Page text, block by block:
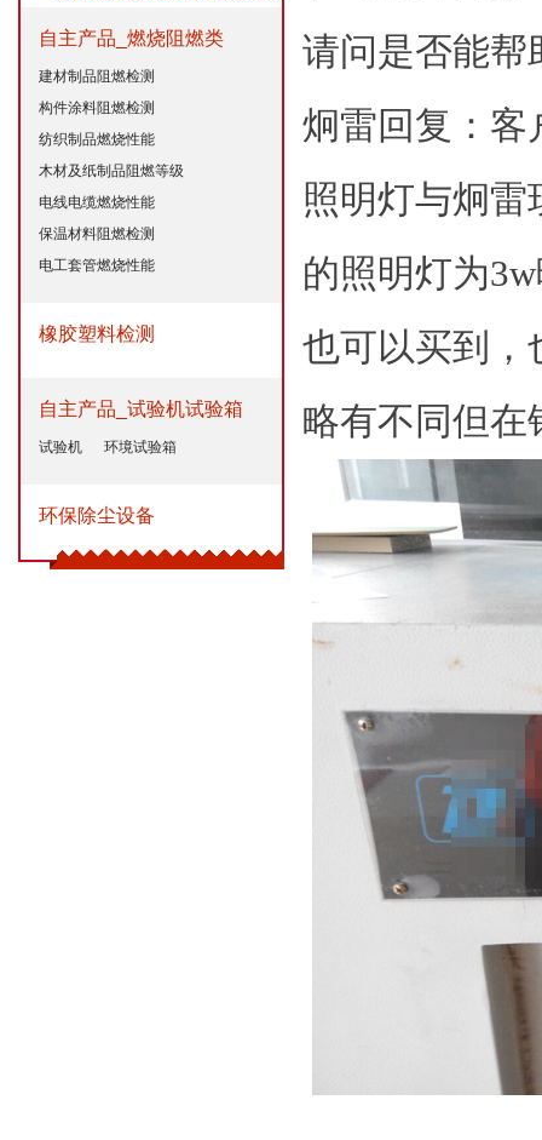
自主产品_燃烧阻燃类
建材制品阻燃检测
构件涂料阻燃检测
纺织制品燃烧性能
木材及纸制品阻燃等级
电线电缆燃烧性能
保温材料阻燃检测
电工套管燃烧性能
橡胶塑料检测
自主产品_试验机试验箱
试验机 环境试验箱
环保除尘设备
请问是否能帮
炯雷回复：客
照明灯与炯雷
的照明灯为
也可以买到，
略有不同但在